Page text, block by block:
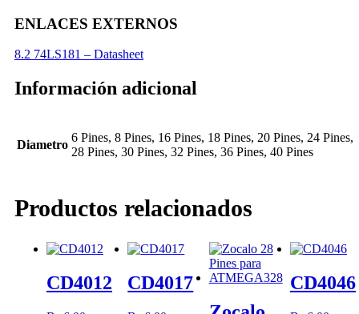
ENLACES EXTERNOS
8.2 74LS181 – Datasheet
Información adicional
Diametro
6 Pines, 8 Pines, 16 Pines, 18 Pines, 20 Pines, 24 Pines,
28 Pines, 30 Pines, 32 Pines, 36 Pines, 40 Pines
Productos relacionados
CD4012 CD4017 CD4046